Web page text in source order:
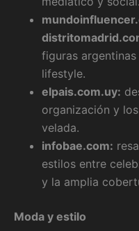
figuras
lifestyle.
elpais.com.uy:
organización y
velada.
infobae.com:
estilos entre
y la amplia
Moda y estilo